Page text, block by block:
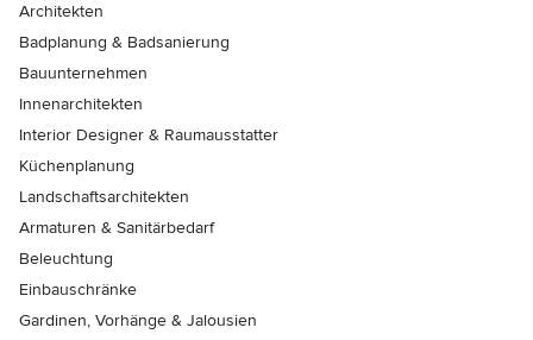
Architekten
Badplanung & Badsanierung
Bauunternehmen
Innenarchitekten
Interior Designer & Raumausstatter
Küchenplanung
Landschaftsarchitekten
Armaturen & Sanitärbedarf
Beleuchtung
Einbauschränke
Gardinen, Vorhänge & Jalousien